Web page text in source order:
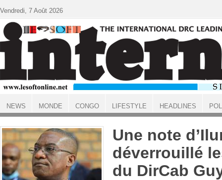
ACCUEIL
Une note
déverrouillé
du DirCab
Vendredi, 7 Août 2026
NEWS MONDE CONGO LIFESTYLE HEADLINES